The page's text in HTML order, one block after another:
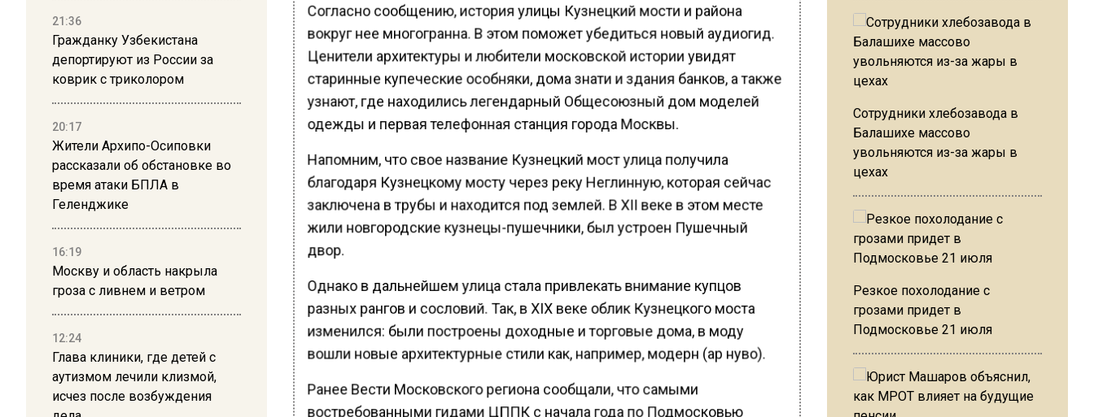
21:36
Гражданку Узбекистана
депортируют из России за
коврик с триколором
20:17
Жители Архипо-Осиповки
рассказали об обстановке во
время атаки БПЛА в
Геленджике
16:19
Москву и область накрыла
гроза с ливнем и ветром
12:24
Глава клиники, где детей с
аутизмом лечили клизмой,
исчез после возбуждения
Согласно сообщению, история улицы Кузнецкий мости и района
вокруг нее многогранна. В этом поможет убедиться новый аудиогид.
Ценители архитектуры и любители московской истории увидят
старинные купеческие особняки, дома знати и здания банков, а также
узнают, где находились легендарный Общесоюзный дом моделей
одежды и первая телефонная станция города Москвы.
Напомним, что свое название Кузнецкий мост улица получила
благодаря Кузнецкому мосту через реку Неглинную, которая сейчас
заключена в трубы и находится под землей. В XII веке в этом месте
жили новгородские кузнецы-пушечники, был устроен Пушечный
двор.
Однако в дальнейшем улица стала привлекать внимание купцов
разных рангов и сословий. Так, в XIX веке облик Кузнецкого моста
изменился: были построены доходные и торговые дома, в моду
вошли новые архитектурные стили как, например, модерн (ар нуво).
Ранее Вести Московского региона сообщали, что самыми
востребованными гидами ЦППК с начала года по Подмосковью
Сотрудники хлебозавода в
Балашихе массово
увольняются из-за жары в
цехах
Резкое похолодание с
грозами придет в
Подмосковье 21 июля